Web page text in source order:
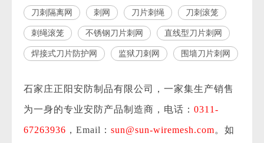
刀刺隔离网 刺网 刀片刺绳 刀刺滚笼
刺绳滚笼 不锈钢刀片刺网 直线型刀片刺网
焊接式刀片防护网 监狱刀刺网 围墙刀片刺网
石家庄正阳安防制品有限公司，一家集生产销售
为一身的专业安防产品制造商，电话： 0311-
67263936 ，Email： sun@sun-wiremesh.com。如